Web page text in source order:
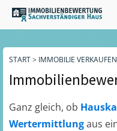
START> IMMOBILIE VERKAUFEN
Ganz gleich, ob
Wertermittlungaus